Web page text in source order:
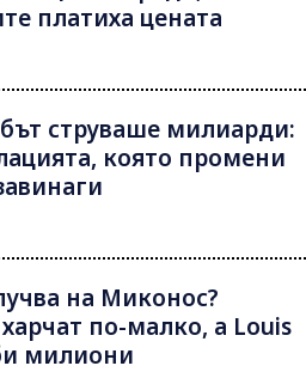
платиха цената
струваше милиарди:
която промени
на Миконос?
по-малко, а Louis
милиони